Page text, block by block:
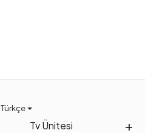
Tv Ünitesi
Türkçe